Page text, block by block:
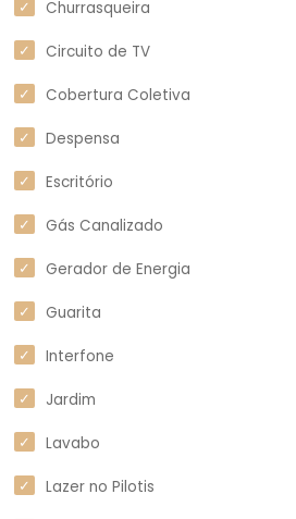
Churrasqueira
Circuito de TV
Cobertura Coletiva
Despensa
Escritório
Gás Canalizado
Gerador de Energia
Guarita
Interfone
Jardim
Lavabo
Lazer no Pilotis